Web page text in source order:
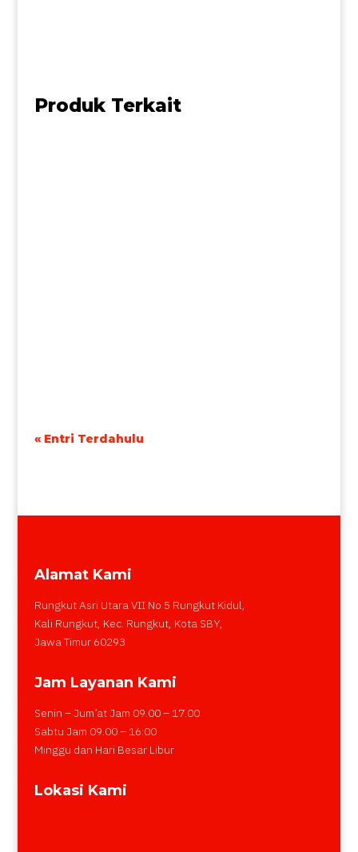
Produk Terkait
« Entri Terdahulu
Alamat Kami
Rungkut Asri Utara VII No 5 Rungkut Kidul,
Kali Rungkut, Kec. Rungkut, Kota SBY,
Jawa Timur 60293
Jam Layanan Kami
Senin – Jum’at Jam 09.00 – 17.00
Sabtu Jam 09.00 – 16:00
Minggu dan Hari Besar Libur
Lokasi Kami